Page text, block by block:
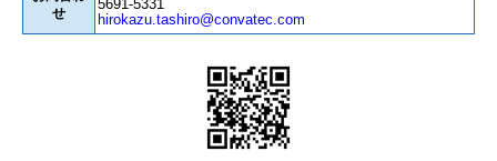
せ
5691-5331
hirokazu.tashiro@convatec.com